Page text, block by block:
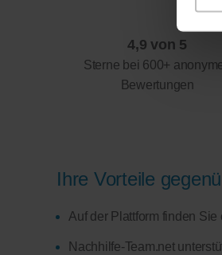
4,9 von 5
Sterne bei 600+
Bewertungen
Ihre Vorteile
Auf der Plattform finden
Nachhilfe-Team.net